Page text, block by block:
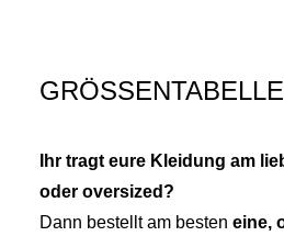
GRÖSSENTABELLEN
Ihr tragt eure Kleidung am
oder oversized?
Dann bestellt am besten eine,